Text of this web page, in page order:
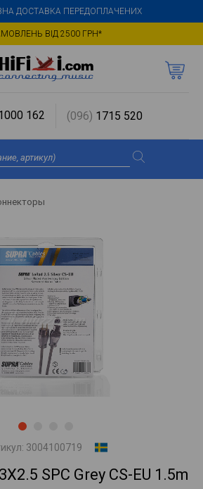
ДОСТАВКА ПЕРЕДОПЛАЧЕНИХ
ВІД 2500 ГРН*
162 (096) 1715 520
3004100719
SPC Grey CS-EU 1.5m